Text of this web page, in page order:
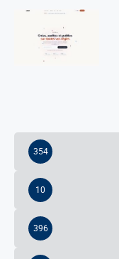
354
10
396